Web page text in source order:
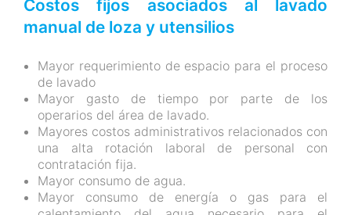
Costos fijos asociados al lavado
manual de loza y utensilios
Mayor requerimiento de espacio para el proceso
de lavado
Mayor gasto de tiempo por parte de los
operarios del área de lavado.
Mayores costos administrativos relacionados con
una alta rotación laboral de personal con
contratación fija.
Mayor consumo de agua.
Mayor consumo de energía o gas para el